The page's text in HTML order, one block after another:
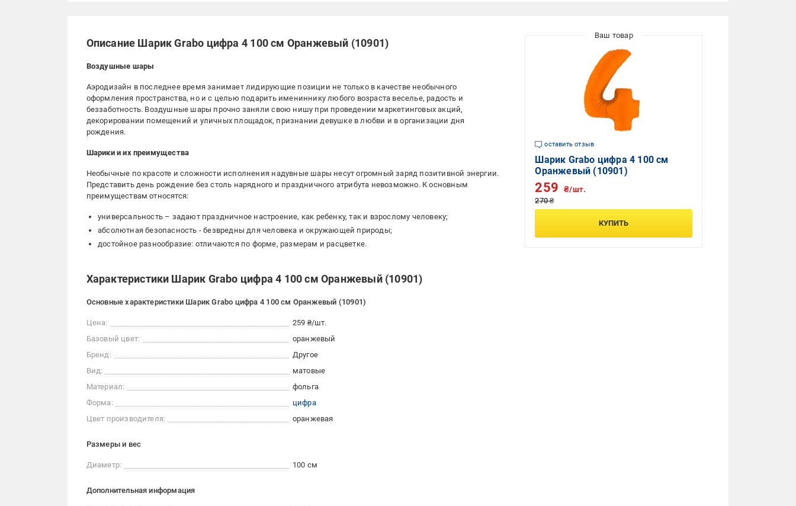
Описание Шарик Grabo цифра 4 100 см Оранжевый (10901)
Воздушные шары
Аэродизайн в последнее время занимает лидирующие позиции не только в качестве необычного
оформления пространства, но и с целью подарить имениннику любого возраста веселье, радость и
беззаботность. Воздушные шары прочно заняли свою нишу при проведении маркетинговых акций,
декорировании помещений и уличных площадок, признании девушке в любви и в организации дня
рождения.
Шарики и их преимущества
Необычные по красоте и сложности исполнения надувные шары несут огромный заряд позитивной энергии.
Представить день рождение без столь нарядного и праздничного атрибута невозможно. К основным
преимуществам относятся:
универсальность – задают праздничное настроение, как ребенку, так и взрослому человеку;
абсолютная безопасность - безвредны для человека и окружающей природы;
достойное разнообразие: отличаются по форме, размерам и расцветке.
Характеристики Шарик Grabo цифра 4 100 см Оранжевый (10901)
Основные характеристики Шарик Grabo цифра 4 100 см Оранжевый (10901)
Цена:
259 ₴/шт.
Базовый цвет:
оранжевый
Бренд:
Другое
Вид:
матовые
Материал:
фольга
Форма:
цифра
Цвет производителя:
оранжевая
Размеры и вес
Диаметр: 100 см
Дополнительная информация
оставить отзыв
Шарик Grabo цифра 4 100 см
Оранжевый (10901)
270 ₴
259 ₴/шт.
КУПИТЬ